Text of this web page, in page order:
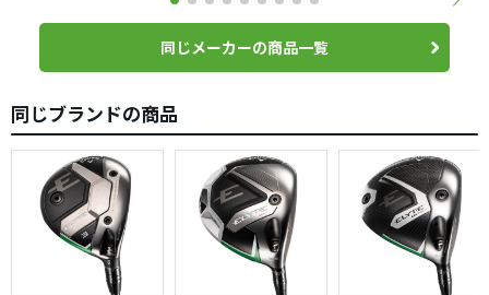
同じメーカーの商品一覧
同じブランドの商品